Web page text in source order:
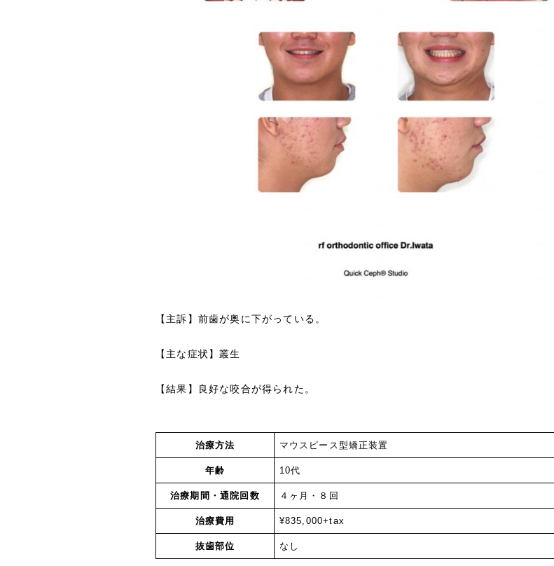
【主訴】前歯が奥に下がっている。
【主な症状】叢生
【結果】良好な咬合が得られた。
治療方法 マウスピース型矯正装置
年齢 10代
治療期間・通院回数 ４ヶ月・８回
治療費用 ¥835,000+tax
抜歯部位 なし